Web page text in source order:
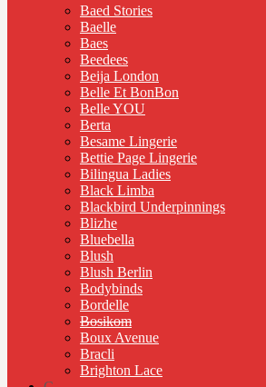
Baed Stories
Baelle
Baes
Beedees
Beija London
Belle Et BonBon
Belle YOU
Berta
Besame Lingerie
Bettie Page Lingerie
Bilingua Ladies
Black Limba
Blackbird Underpinnings
Blizhe
Bluebella
Blush
Blush Berlin
Bodybinds
Bordelle
Bosikom
Boux Avenue
Bracli
Brighton Lace